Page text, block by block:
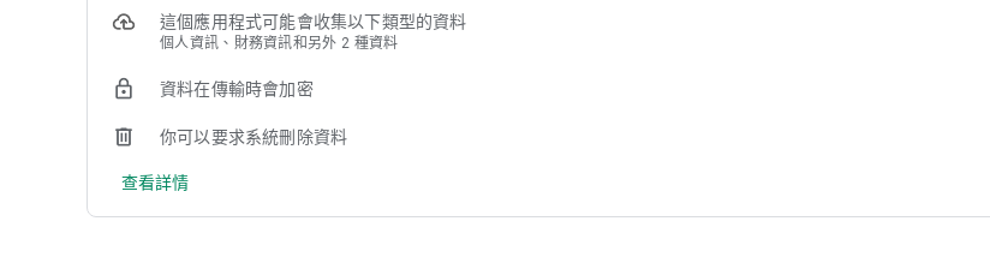
• 扣款即時通知及完整帳務顯示
※ 支援超過全台 1000+ 停車場（包含台北市公有場）持續新增中！
◎ 即時找停位、最新信用卡優惠:mag_right:
• 卡友市區停車優惠查詢
這個應用程式可能會收集以下類型的資料
個人資訊、財務資訊和另外 2 種資料
資料在傳輸時會加密
你可以要求系統刪除資料
查看詳情